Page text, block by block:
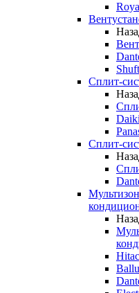
Shuft
Сплит-
Сплит-
Ballu